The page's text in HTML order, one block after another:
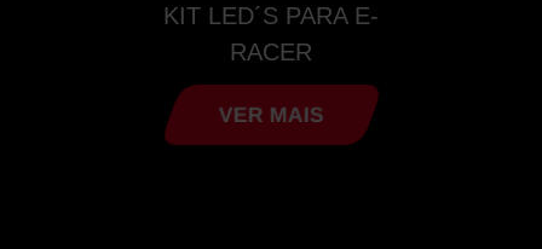
KIT LED´S PARA E-
RACER
VER MAIS